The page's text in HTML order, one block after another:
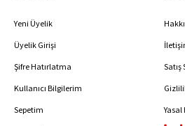
Yeni Üyelik
Üyelik Girişi
Şifre Hatırlatma
Kullanıcı Bilgilerim
Sepetim
Satış